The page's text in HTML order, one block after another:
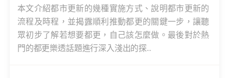
本文介紹都市更新的幾種實施方式、說明都市更新的
流程及時程，並揭露順利推動都更的關鍵一步，讓聽
眾初步了解若想要都更，自己該怎麼做。最後對於熱
門的都更樂透話題進行深入淺出的探...